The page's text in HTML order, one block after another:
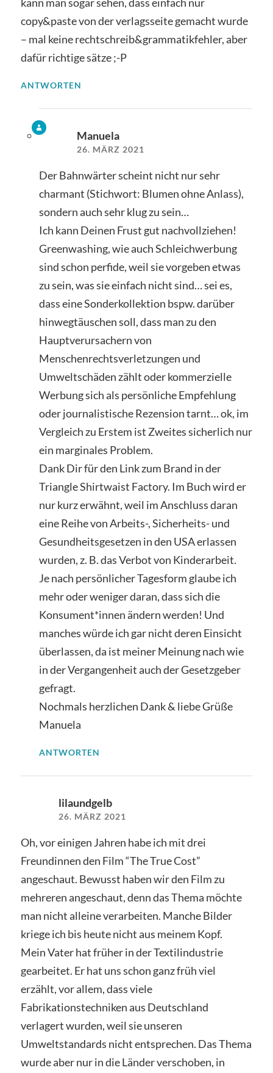
copy&paste von der verlagsseite gemacht wurde
– mal keine rechtschreib&grammatikfehler, aber
dafür richtige sätze ;-P
ANTWORTEN
Manuela
26. MÄRZ 2021
Der Bahnwärter scheint nicht nur sehr
charmant (Stichwort: Blumen ohne Anlass),
sondern auch sehr klug zu sein…
Ich kann Deinen Frust gut nachvollziehen!
Greenwashing, wie auch Schleichwerbung
sind schon perfide, weil sie vorgeben etwas
zu sein, was sie einfach nicht sind… sei es,
dass eine Sonderkollektion bspw. darüber
hinwegtäuschen soll, dass man zu den
Hauptverursachern von
Menschenrechtsverletzungen und
Umweltschäden zählt oder kommerzielle
Werbung sich als persönliche Empfehlung
oder journalistische Rezension tarnt… ok, im
Vergleich zu Erstem ist Zweites sicherlich nur
ein marginales Problem.
Dank Dir für den Link zum Brand in der
Triangle Shirtwaist Factory. Im Buch wird er
nur kurz erwähnt, weil im Anschluss daran
eine Reihe von Arbeits-, Sicherheits- und
Gesundheitsgesetzen in den USA erlassen
wurden, z. B. das Verbot von Kinderarbeit.
Je nach persönlicher Tagesform glaube ich
mehr oder weniger daran, dass sich die
Konsument*innen ändern werden! Und
manches würde ich gar nicht deren Einsicht
überlassen, da ist meiner Meinung nach wie
in der Vergangenheit auch der Gesetzgeber
gefragt.
Nochmals herzlichen Dank & liebe Grüße
Manuela
ANTWORTEN
lilaundgelb
26. MÄRZ 2021
Oh, vor einigen Jahren habe ich mit drei
Freundinnen den Film “The True Cost”
angeschaut. Bewusst haben wir den Film zu
mehreren angeschaut, denn das Thema möchte
man nicht alleine verarbeiten. Manche Bilder
kriege ich bis heute nicht aus meinem Kopf.
Mein Vater hat früher in der Textilindustrie
gearbeitet. Er hat uns schon ganz früh viel
erzählt, vor allem, dass viele
Fabrikationstechniken aus Deutschland
verlagert wurden, weil sie unseren
Umweltstandards nicht entsprechen. Das Thema
wurde aber nur in die Länder verschoben, in